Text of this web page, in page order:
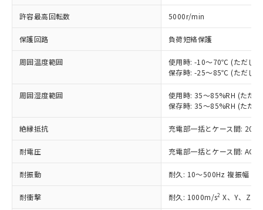
許容最高回転数 5000r/min
保護回路 負荷短絡保護
周囲温度範囲
使用時: -10～70℃ (ただし
保存時: -25～85℃ (ただし
周囲湿度範囲
使用時: 35～85%RH (ただ
保存時: 35～85%RH (ただ
絶縁抵抗 充電部一括とケース間:
耐電圧 充電部一括とケース間:
耐振動 耐久: 10～500Hz 複振幅
耐衝撃 耐久: 1000m/s2 X、Y、Z 各
以下の条件をお読みいただき、同意のうえ
本サービスは、当社制御機器事業取扱
商品の当社在庫状況および標準価格
(税抜)を提供させていただくもので
当社制御機器事業取扱商品の中には、
在庫状況および標準価格照会結果は、
記載している更新日時点での社内デー
タに基づき作成されるものであり、閲
覧された時点での実際の在庫および標
準価格とは異なる場合があることをご
非含有に非対応の商品で、対応品を出す予
定はありません。
調査・確認中：EU RoHS指令（10物質）の
非含有の対応状況を調査中または確認中の
非該当品：ライセンス料など無形物で、有
害物質有無と関係のない商品です。
仕入先様の事情により、非含有部品として
いたものが、含有品と判明した場合などや
むを得ず変更することがあります。
鉛(Pb) 1000ppm以下、 水銀(Hg) 1000ppm以下、 カド
六価クロム(Cr(Ⅵ)) 1000ppm以下、ポリ臭化ビフェニル
類(PBB) 1000ppm以下、ポリ臭化ジフェニルエーテル類
(PBDE) 1000ppm以下、フタル酸ビス(2-エチルヘキシ
※1 中国RoHS○×表
「○」：最大均質材料含有率が中国RoHSの
基準値以下であることを示します。
「×」：最大均質材料含有率が中国RoHSの
基準値を超えていることを示します。
「－」：未確認です。当社販売部門へお問
Pb(鉛) :1000ppm、 Hg(水銀) : 1000ppm、 Cd(カドミウ
Cr(Ⅵ)(六価クロム) : 1000ppm、 PBBs(ポリ臭化ビフェ
ニル類) : 1000ppm、 PBDEs(ポリ臭化ジフェニルエーテ
当社は、これら貴社製品のうち、外国
為替および外国貿易法に定める商品
（以下｢規制貨物等」という）を輸出
国政府の輸出許可(または役務取引許
可)を取得するなどの必要な手続きを
一定数以上の在庫あり